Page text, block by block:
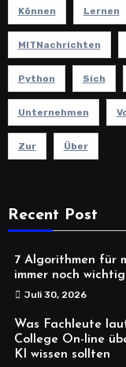
Können Lernen
MITNachrichten
Python Sich
Unternehmen
Zur Über
Recent Post
7 Algorithmen für
immer noch
Juli 30, 2026
Was Fachleute
College On-line
KI wissen sollten